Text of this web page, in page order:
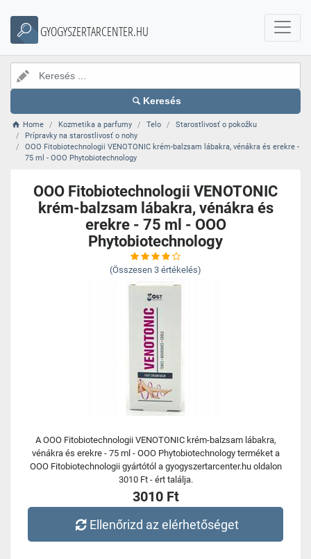
GYOGYSZERTARCENTER.HU
Keresés
Home Kozmetika a parfumy Telo
Starostlivosť o pokožku
Prípravky na starostlivosť o nohy
OOO Fitobiotechnologii VENOTONIC krém-balzsam lábakra, vénákra és erekre -
75 ml - OOO Phytobiotechnology
OOO Fitobiotechnologii VENOTONIC
krém-balzsam lábakra, vénákra és
erekre - 75 ml - OOO
Phytobiotechnology
(Összesen 3 értékelés)
A OOO Fitobiotechnologii VENOTONIC krém-balzsam lábakra,
vénákra és erekre - 75 ml - OOO Phytobiotechnology terméket a
OOO Fitobiotechnologii gyártótól a gyogyszertarcenter.hu oldalon
3010 Ft - ért találja.
3010 Ft
Ellenőrizd az elérhetőséget